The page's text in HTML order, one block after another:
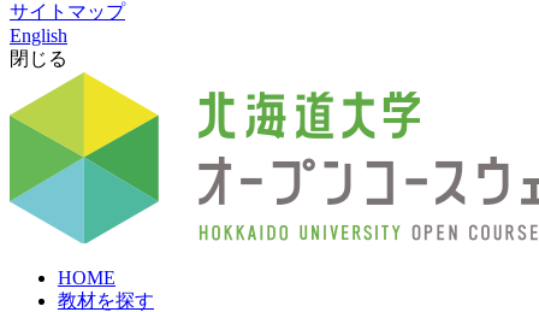
サイトマップ
English
閉じる
HOME
教材を探す